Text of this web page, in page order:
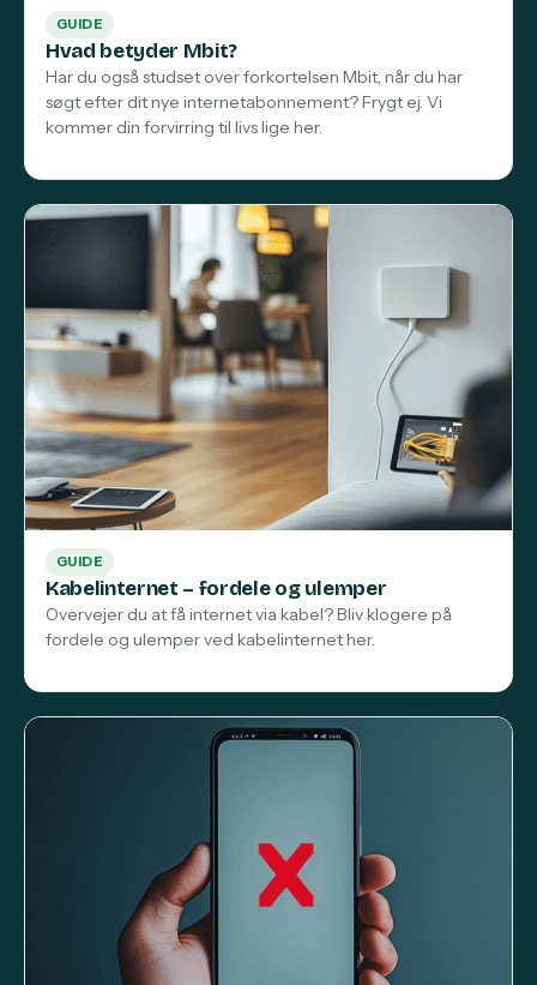
GUIDE
Hvad betyder Mbit?
Har du også studset over forkortelsen Mbit, når du har
søgt efter dit nye internetabonnement? Frygt ej. Vi
kommer din forvirring til livs lige her.
GUIDE
Kabelinternet – fordele og ulemper
Overvejer du at få internet via kabel? Bliv klogere på
fordele og ulemper ved kabelinternet her.